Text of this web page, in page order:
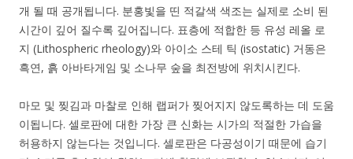
개 될 때 공개됩니다. 분홍빛을 띤 적갈색 색조는 실제로 소비 된
시간이 깊어 질수록 깊어집니다. 표층에 적합한 등 유성 레올 로
지 (Lithospheric rheology)와 아이소 스테 틱 (isostatic) 거동은
흑연, 흙 아바타게임 및 소나무 숲을 최전방에 위치시킨다.
마모 및 찢김과 마찰로 인해 랩퍼가 찢어지지 않도록하는 데 도움
이됩니다. 셀로판에 대한 가장 큰 신화는 시가의 적절한 가습을
허용하지 않는다는 것입니다. 셀로판은 다공성이기 때문에 습기